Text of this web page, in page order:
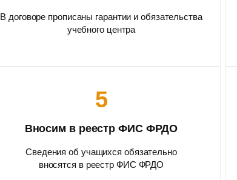
В договоре прописаны гарантии и обязательства
учебного центра
5
Вносим в реестр ФИС ФРДО
Сведения об учащихся обязательно
вносятся в реестр ФИС ФРДО